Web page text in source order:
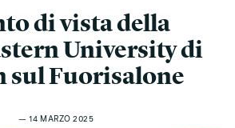
di vista della
University di
sul Fuorisalone
— 14 MARZO 2025